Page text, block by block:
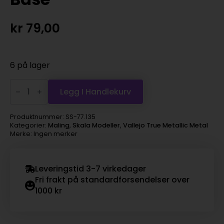
kr 79,00
6 på lager
Metallic
-
Amber
Green,
Base
Legg I Handlekurv
Produktnummer: SS-77.135
Kategorier: Maling, Skala Modeller, Vallejo True Metallic Metal
Merke: Ingen merker
Leveringstid 3-7 virkedager
Fri frakt på standardforsendelser over
1000 kr